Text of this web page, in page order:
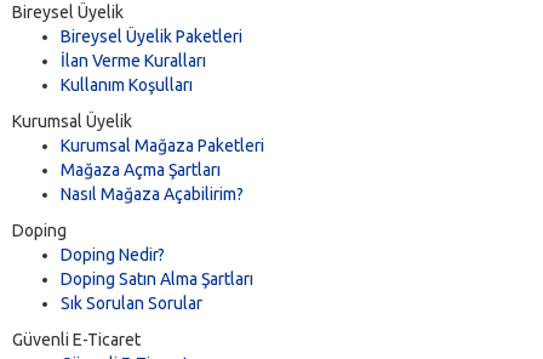
Bireysel Üyelik
Bireysel Üyelik Paketleri
İlan Verme Kuralları
Kullanım Koşulları
Kurumsal Üyelik
Kurumsal Mağaza Paketleri
Mağaza Açma Şartları
Nasıl Mağaza Açabilirim?
Doping
Doping Nedir?
Doping Satın Alma Şartları
Sık Sorulan Sorular
Güvenli E-Ticaret